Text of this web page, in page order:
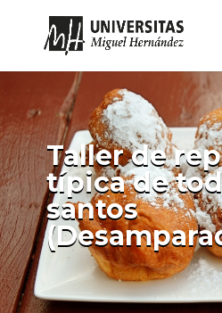
Taller de
típica de
santos